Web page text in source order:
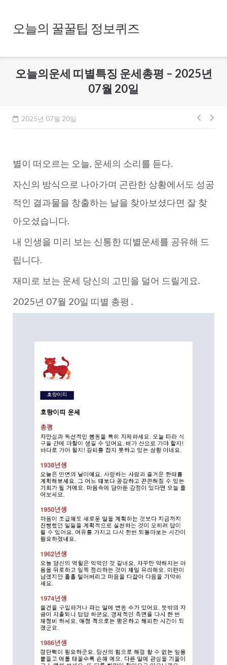
content오늘의 꿀꿀팁 정보퀴즈
오늘의운세 띠별특징 운세총평 – 2025년
07월 20일
2025년 07월 20일
글
이
별이 떠오르는 오늘, 운세의 소리를 듣다.
자신의 방식으로 나아가며 곤란한 상황에서도 성공
적인 결과물을 창출하는 날을 찾아보셨다면 잘 찾
아오셨습니다.
내 인생을 미리 보는 신통한 띠별운세를 공유해 드
립니다.
재미로 보는 운세 당신의 고민을 덜어 드릴게요.
2025년 07월 20일 띠별 총평 .